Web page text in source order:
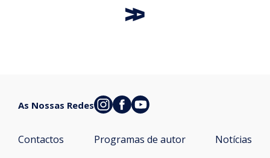
Contactos Programas de autor Notícias
As Nossas Redes